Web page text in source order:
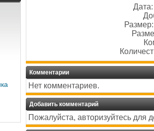
Комментарии
Нет комментариев.
Добавить комментарий
Пожалуйста, авторизуйтесь для